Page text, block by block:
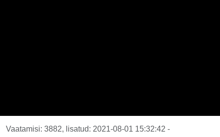
Vaatamisi: 3882, lisatud: 2021-08-01 15:32:42 -